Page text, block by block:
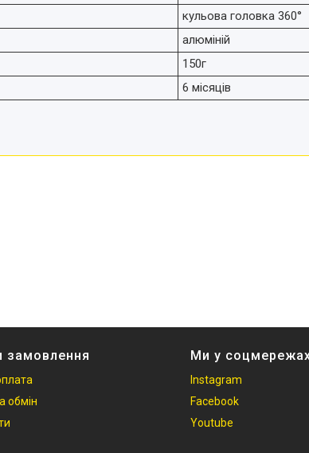
кульова головка 360°
алюміній
150г
6 місяців
замовлення
обмін
Ми у
Instagram
Facebook
Youtube